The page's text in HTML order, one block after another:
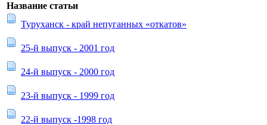
Название статьи
Туруханск - край непуганных «откатов»
25-й выпуск - 2001 год
24-й выпуск - 2000 год
23-й выпуск - 1999 год
22-й выпуск -1998 год